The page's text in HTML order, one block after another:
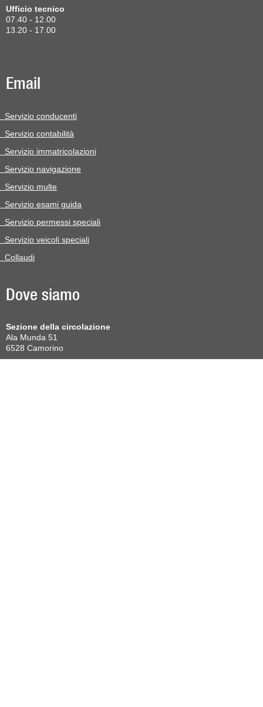
Ufficio tecnico
07.40 - 12.00
13.20 - 17.00
Email
Servizio conducenti
Servizio contabilità
Servizio immatricolazioni
Servizio navigazione
Servizio multe
Servizio esami guida
Servizio permessi speciali
Servizio veicoli speciali
Collaudi
Dove siamo
Sezione della circolazione
Ala Munda 51
6528 Camorino